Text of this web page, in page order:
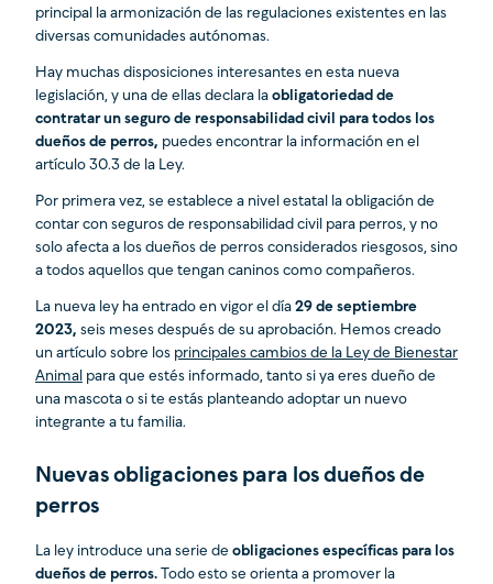
principal la armonización de las regulaciones existentes en las
diversas comunidades autónomas.
Hay muchas disposiciones interesantes en esta nueva
legislación, y una de ellas declara la obligatoriedad de
contratar un seguro de responsabilidad civil para todos los
dueños de perros, puedes encontrar la información en el
artículo 30.3 de la Ley.
Por primera vez, se establece a nivel estatal la obligación de
contar con seguros de responsabilidad civil para perros, y no
solo afecta a los dueños de perros considerados riesgosos, sino
a todos aquellos que tengan caninos como compañeros.
La nueva ley ha entrado en vigor el día 29 de septiembre
2023, seis meses después de su aprobación. Hemos creado
un artículo sobre los principales cambios de la Ley de Bienestar
Animal para que estés informado, tanto si ya eres dueño de
una mascota o si te estás planteando adoptar un nuevo
integrante a tu familia.
Nuevas obligaciones para los dueños de
perros
La ley introduce una serie de obligaciones específicas para los
dueños de perros. Todo esto se orienta a promover la